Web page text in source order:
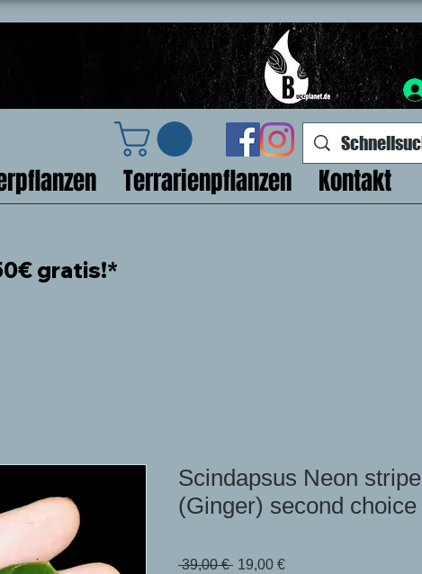
Terrarienpflanzen Kontakt
gratis!*
Scindapsus Neon stripe
(Ginger) second choice
39,00 € Standardpreis
19,00 €Sale-